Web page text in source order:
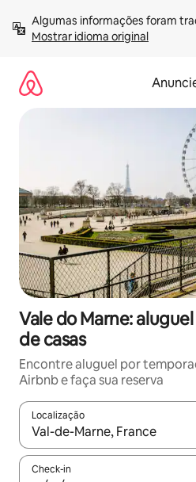
para
Mostrar idioma original
Vale do Marne:
de casas
Encontre aluguel por
Airbnb e faça sua reserva
Localização
Quando os resultados
Check-in